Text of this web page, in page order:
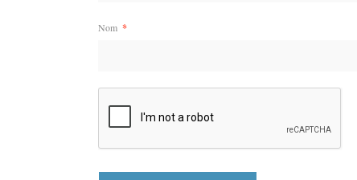
Nom *